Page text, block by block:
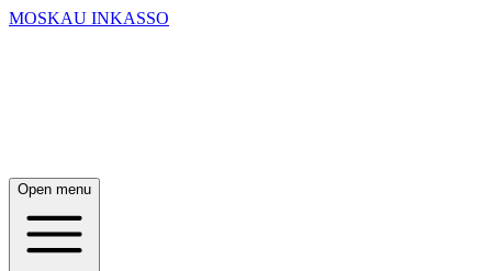
MOSKAU INKASSO
Open menu